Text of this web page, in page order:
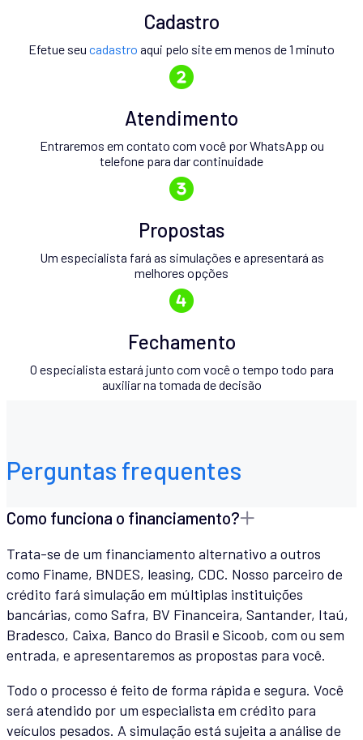
Cadastro
Efetue seu cadastro aqui pelo site em menos de 1 minuto
Atendimento
Entraremos em contato com você por WhatsApp ou
telefone para dar continuidade
Propostas
Um especialista fará as simulações e apresentará as
melhores opções
Fechamento
O especialista estará junto com você o tempo todo para
auxiliar na tomada de decisão
Perguntas frequentes
Como funciona o financiamento?
Trata-se de um financiamento alternativo a outros
como Finame, BNDES, leasing, CDC. Nosso parceiro de
crédito fará simulação em múltiplas instituições
bancárias, como Safra, BV Financeira, Santander, Itaú,
Bradesco, Caixa, Banco do Brasil e Sicoob, com ou sem
entrada, e apresentaremos as propostas para você.
Todo o processo é feito de forma rápida e segura. Você
será atendido por um especialista em crédito para
veículos pesados. A simulação está sujeita a análise de